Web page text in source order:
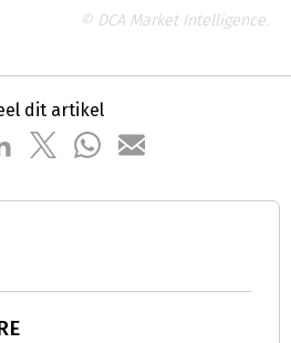
© DCA Market Intelligence.
dit artikel